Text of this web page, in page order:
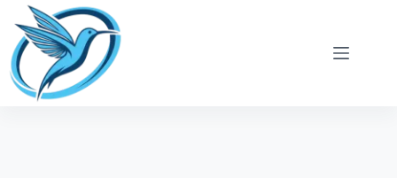
Zum
Inhalt
springen